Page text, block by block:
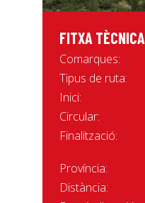
FITXA TÈCNICA
Comarques:
Tipus de ruta:
Inici:
Circular:
Finalització:
Província:
Distància: